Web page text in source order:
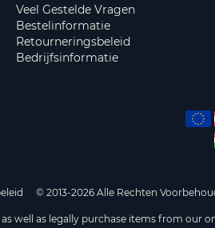
Veel Gestelde Vragen
Bestelinformatie
Retourneringsbeleid
Bedrijfsinformatie
© 2013-2026 Alle Rechten
well as legally purchase items from our